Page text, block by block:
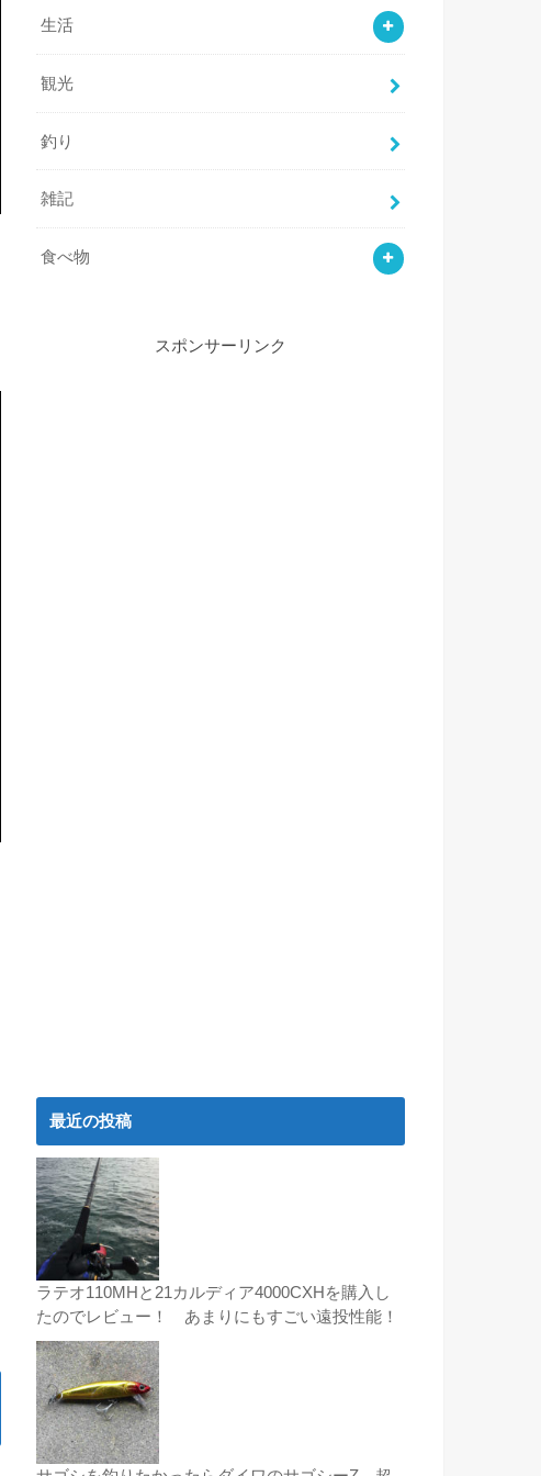
生活
観光
釣り
雑記
食べ物
スポンサーリンク
最近の投稿
ラテオ110MHと21カルディア4000CXHを購入し
たのでレビュー！ あまりにもすごい遠投性能！